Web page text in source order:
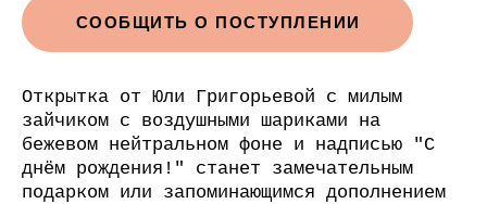
СООБЩИТЬ О ПОСТУПЛЕНИИ
Открытка от Юли Григорьевой c милым
зайчиком с воздушными шариками на
бежевом нейтральном фоне и надписью "С
днём рождения!" станет замечательным
подарком или запоминающимся дополнением